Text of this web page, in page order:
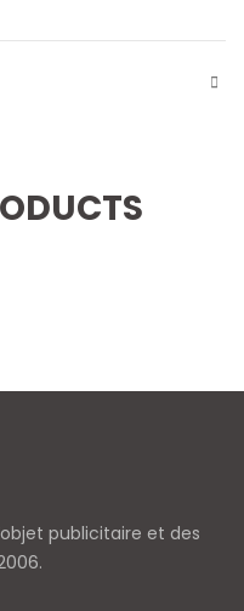
publicitaire et des